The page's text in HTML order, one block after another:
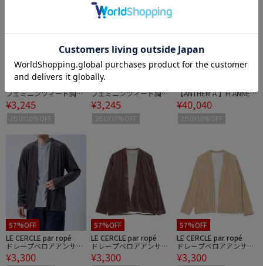
50%OFF
フェミニンツィード調ニ
ットカーディガン
¥3,245
2BUY10%OFF
50%OFF
JAYRO
フェミニンツィード調ニ
ットカーディガン
¥3,245
2BUY10%OFF
【ANTHEM A 】FLANNEL
ST BROKEN JACKET
¥40,040
2BUY10%OFF
57%OFF
LE CERCLE par ropé
ドレープベロアアンサン
ブルカーディガン
¥3,300
57%OFF
LE CERCLE par ropé
ドレープベロアアンサン
ブルカーディガン
¥3,300
57%OFF
LE CERCLE par ropé
ドレープベロアアンサン
ブルカーディガン
¥3,300